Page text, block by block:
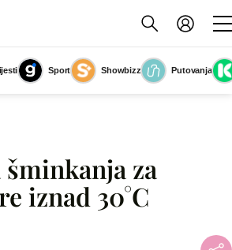
Sport Showbizz
Putovanja
Slika nije dostupna
za
iznad 30°C